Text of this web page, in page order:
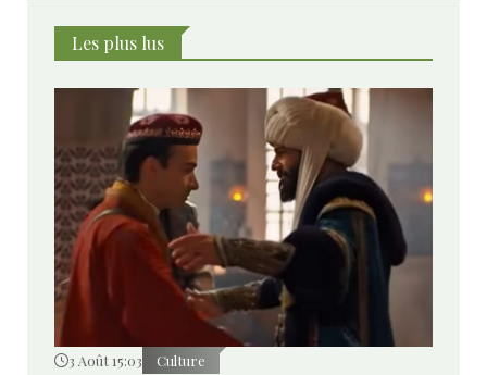
Les plus lus
3 Août 15:03 Culture